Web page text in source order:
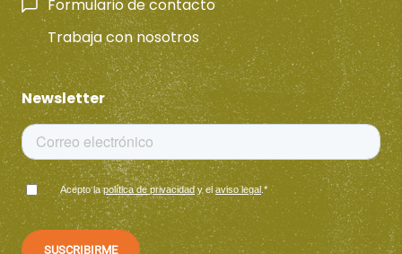
Formulario de contacto
Trabaja con nosotros
Newsletter
Acepto lapolítica de privacidady el aviso legal.*